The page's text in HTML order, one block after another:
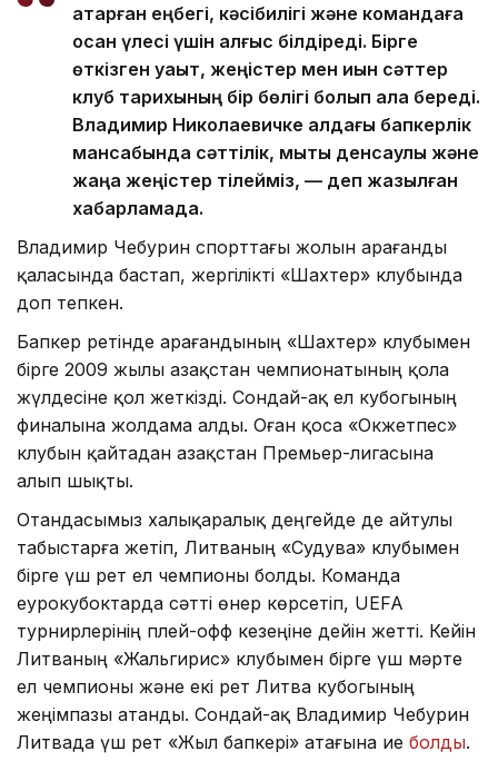
атқарған еңбегі, кәсібилігі және командаға
қосқан үлесі үшін алғыс білдіреді. Бірге
өткізген уақыт, жеңістер мен қиын сәттер
клуб тарихының бір бөлігі болып қала береді.
Владимир Николаевичке алдағы бапкерлік
мансабында сәттілік, мықты денсаулық және
жаңа жеңістер тілейміз, — деп жазылған
хабарламада.
Владимир Чебурин спорттағы жолын Қарағанды
қаласында бастап, жергілікті «Шахтер» клубында
доп тепкен.
Бапкер ретінде Қарағандының «Шахтер» клубымен
бірге 2009 жылы Қазақстан чемпионатының қола
жүлдесіне қол жеткізді. Сондай-ақ ел кубогының
финалына жолдама алды. Оған қоса «Окжетпес»
клубын қайтадан Қазақстан Премьер-лигасына
алып шықты.
Отандасымыз халықаралық деңгейде де айтулы
табыстарға жетіп, Литваның «Судува» клубымен
бірге үш рет ел чемпионы болды. Команда
еурокубоктарда сәтті өнер көрсетіп, UEFA
турнирлерінің плей-офф кезеңіне дейін жетті. Кейін
Литваның «Жальгирис» клубымен бірге үш мәрте
ел чемпионы және екі рет Литва кубогының
жеңімпазы атанды. Сондай-ақ Владимир Чебурин
Литвада үш рет «Жыл бапкері» атағына ие болды.